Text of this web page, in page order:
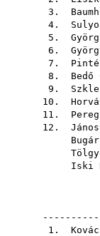
3.
4.
5.
6.
7.
8. Bedő
9.
10.
11.
12.
Iski
1.